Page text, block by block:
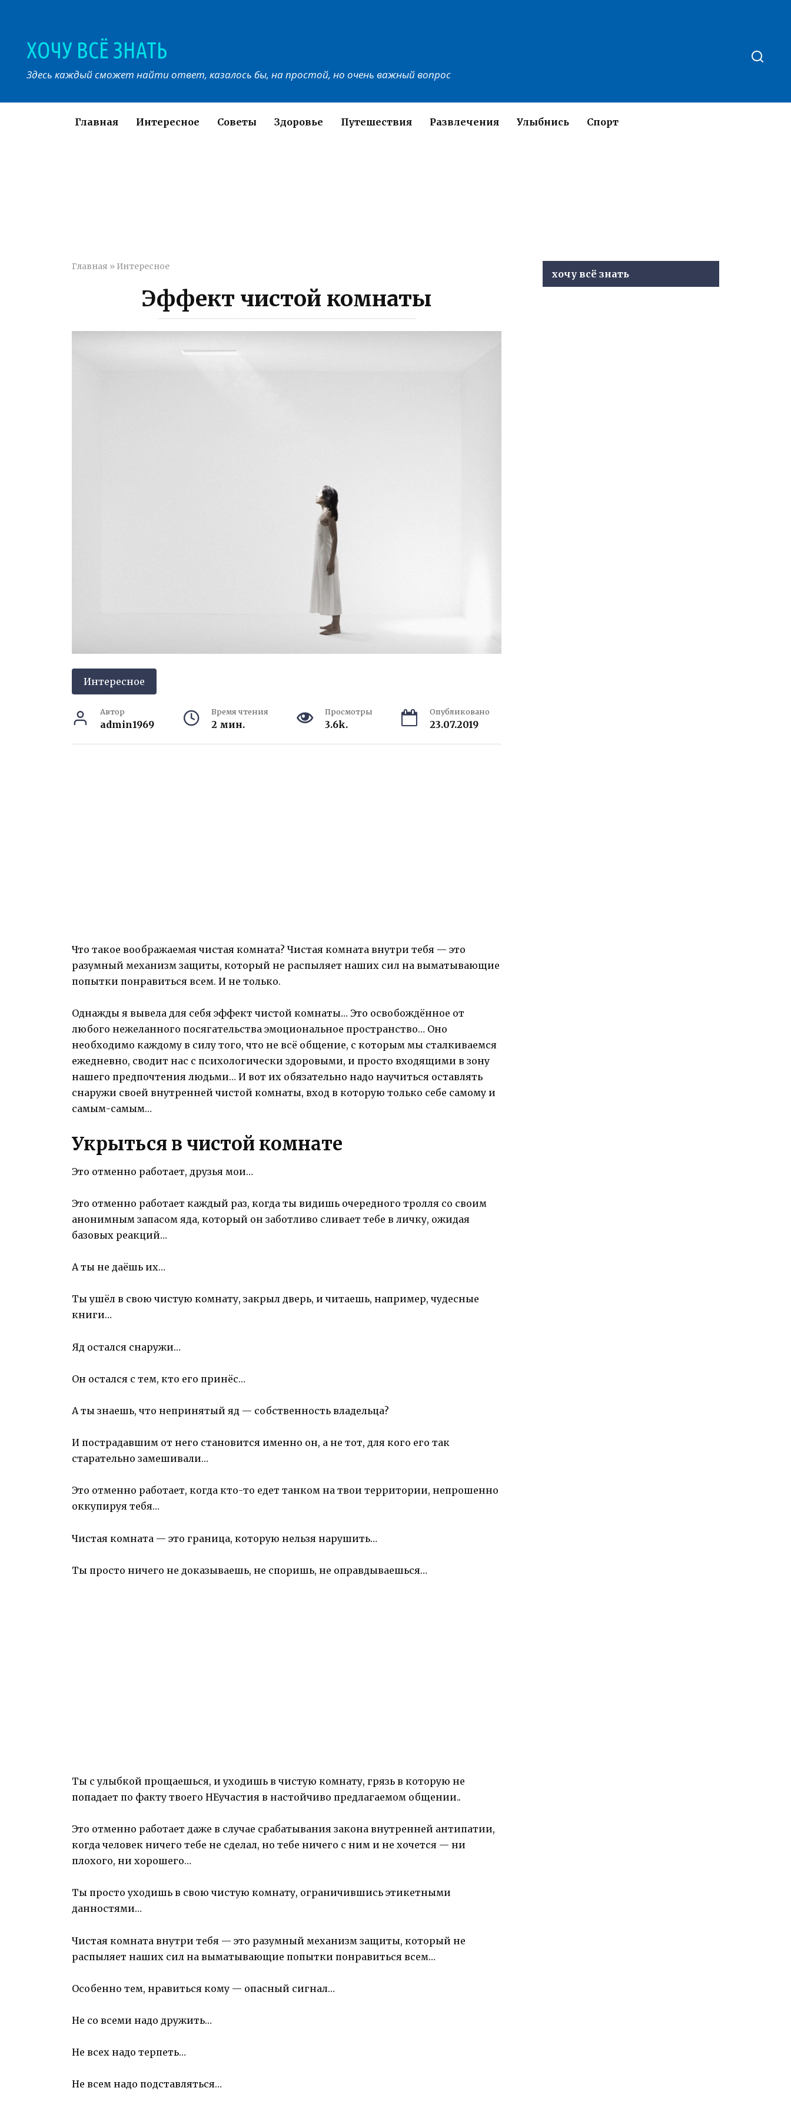
ХОЧУ ВСЁ ЗНАТЬ
Здесь каждый сможет найти ответ, казалось бы, на простой, но очень важный вопрос
Главная Интересное Советы Здоровье Путешествия Развлечения Улыбнись Спорт
Главная » Интересное
Эффект чистой комнаты
Интересное
Автор
admin1969
Время чтения
2 мин.
Просмотры
3.6k.
Опубликовано
23.07.2019
Что такое воображаемая чистая комната? Чистая комната внутри тебя — это
разумный механизм защиты, который не распыляет наших сил на выматывающие
попытки понравиться всем. И не только.
Однажды я вывела для себя эффект чистой комнаты… Это освобождённое от
любого нежеланного посягательства эмоциональное пространство… Оно
необходимо каждому в силу того, что не всё общение, с которым мы сталкиваемся
ежедневно, сводит нас с психологически здоровыми, и просто входящими в зону
нашего предпочтения людьми… И вот их обязательно надо научиться оставлять
снаружи своей внутренней чистой комнаты, вход в которую только себе самому и
самым-самым…
Укрыться в чистой комнате
Это отменно работает, друзья мои…
Это отменно работает каждый раз, когда ты видишь очередного тролля со своим
анонимным запасом яда, который он заботливо сливает тебе в личку, ожидая
базовых реакций…
А ты не даёшь их…
Ты ушёл в свою чистую комнату, закрыл дверь, и читаешь, например, чудесные
книги…
Яд остался снаружи…
Он остался с тем, кто его принёс…
А ты знаешь, что непринятый яд — собственность владельца?
И пострадавшим от него становится именно он, а не тот, для кого его так
старательно замешивали…
Это отменно работает, когда кто-то едет танком на твои территории, непрошенно
оккупируя тебя…
Чистая комната — это граница, которую нельзя нарушить…
Ты просто ничего не доказываешь, не споришь, не оправдываешься…
Ты с улыбкой прощаешься, и уходишь в чистую комнату, грязь в которую не
попадает по факту твоего НЕучастия в настойчиво предлагаемом общении..
Это отменно работает даже в случае срабатывания закона внутренней антипатии,
когда человек ничего тебе не сделал, но тебе ничего с ним и не хочется — ни
плохого, ни хорошего…
Ты просто уходишь в свою чистую комнату, ограничившись этикетными
данностями…
Чистая комната внутри тебя — это разумный механизм защиты, который не
распыляет наших сил на выматывающие попытки понравиться всем…
Особенно тем, нравиться кому — опасный сигнал…
Не со всеми надо дружить…
Не всех надо терпеть…
Не всем надо подставляться…
хочу всё знать